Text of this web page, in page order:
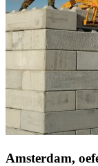
Amsterdam,